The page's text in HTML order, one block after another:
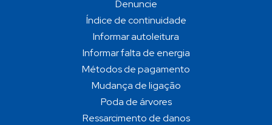
Denuncie
Índice de continuidade
Informar autoleitura
Informar falta de energia
Métodos de pagamento
Mudança de ligação
Poda de árvores
Ressarcimento de danos